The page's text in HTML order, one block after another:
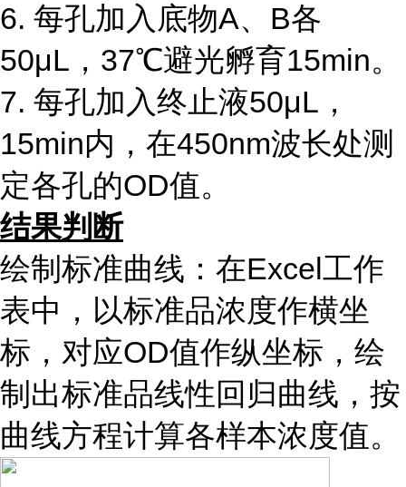
6. 每孔加入底物A、B各
50μL，37℃避光孵育15min。
7. 每孔加入终止液50μL，
15min内，在450nm波长处测
定各孔的OD值。
结果判断
绘制标准曲线：在Excel工作
表中，以标准品浓度作横坐
标，对应OD值作纵坐标，绘
制出标准品线性回归曲线，按
曲线方程计算各样本浓度值。